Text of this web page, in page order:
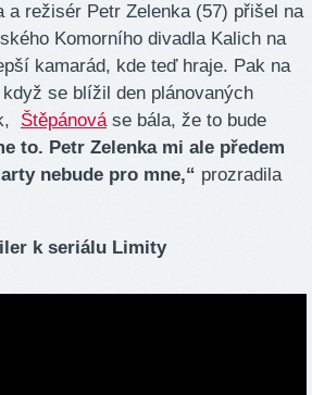
a režisér Petr Zelenka (57) přišel na
Komorního divadla Kalich na
kamarád, kde teď hraje. Pak na
se blížil den plánovaných
Štěpánováse bála, že to bude
to. Petr Zelenka mi ale předem
nebude pro mne,“ prozradila
k seriálu Limity